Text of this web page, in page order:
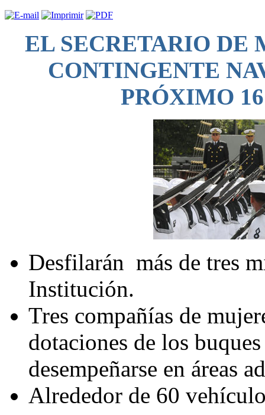
EL SECRETARIO DE
CONTINGENTE
PRÓXIMO
Desfilarán más de tres
Institución.
Tres compañías de
dotaciones de los
desempeñarse en áreas
Alrededor de 60